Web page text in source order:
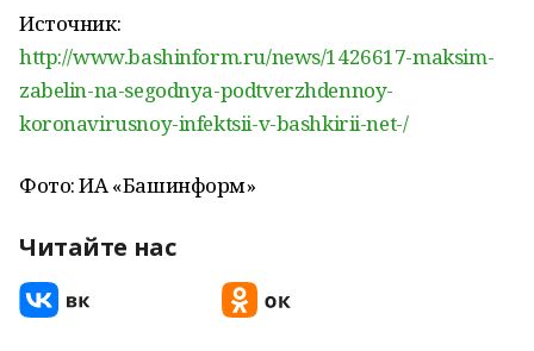
Источник:
http://www.bashinform.ru/news/1426617-maksim-
zabelin-na-segodnya-podtverzhdennoy-
koronavirusnoy-infektsii-v-bashkirii-net-/
Фото: ИА «Башинформ»
Читайте нас